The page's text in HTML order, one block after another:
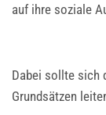
auf ihre soziale
Dabei sollte sich
Grundsätzen